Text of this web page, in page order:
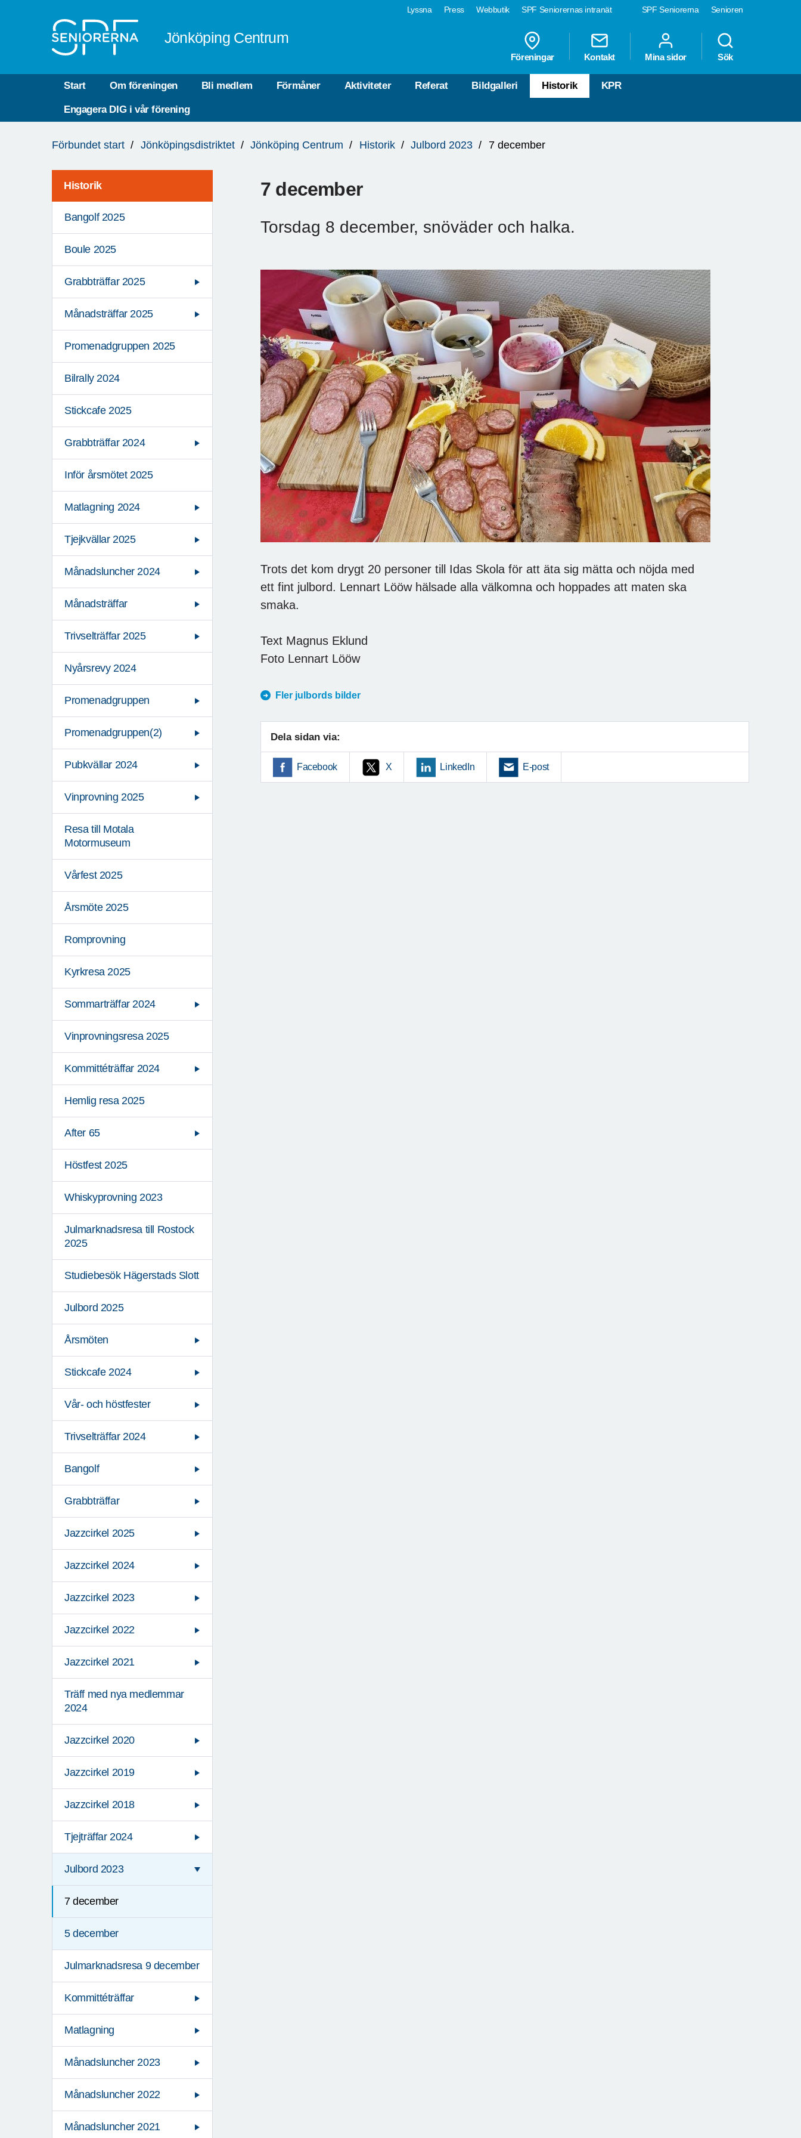
SPF Seniorerna Senioren
Lyssna Press Webbutik SPF Seniorernas intranät
Jönköping Centrum
Föreningar Kontakt Mina sidor Sök
Start Om föreningen Bli medlem Förmåner Aktiviteter Referat Bildgalleri Historik KPR
Engagera DIG i vår förening
är
Förbundet start Jönköpingsdistriktet Jönköping Centrum Historik Julbord 2023 7 december
Historik
Bangolf 2025
Boule 2025
Grabbträffar 2025
Månadsträffar 2025
Promenadgruppen 2025
Bilrally 2024
Stickcafe 2025
Grabbträffar 2024
Inför årsmötet 2025
Matlagning 2024
Tjejkvällar 2025
Månadsluncher 2024
Månadsträffar
Trivselträffar 2025
Nyårsrevy 2024
Promenadgruppen
Promenadgruppen(2)
Pubkvällar 2024
Vinprovning 2025
Resa till Motala
Motormuseum
Vårfest 2025
Årsmöte 2025
Romprovning
Kyrkresa 2025
Sommarträffar 2024
Vinprovningsresa 2025
Kommittéträffar 2024
Hemlig resa 2025
After 65
Höstfest 2025
Whiskyprovning 2023
Julmarknadsresa till Rostock
2025
Studiebesök Hägerstads Slott
Julbord 2025
Årsmöten
Stickcafe 2024
Vår- och höstfester
Trivselträffar 2024
Bangolf
Grabbträffar
Jazzcirkel 2025
Jazzcirkel 2024
Jazzcirkel 2023
Jazzcirkel 2022
Jazzcirkel 2021
Träff med nya medlemmar
2024
Jazzcirkel 2020
Jazzcirkel 2019
Jazzcirkel 2018
Tjejträffar 2024
Julbord 2023
7 december
5 december
Julmarknadsresa 9 december
Kommittéträffar
Matlagning
Månadsluncher 2023
Månadsluncher 2022
Månadsluncher 2021
7 december
Torsdag 8 december, snöväder och halka.
Trots det kom drygt 20 personer till Idas Skola för att äta sig mätta och nöjda med
ett fint julbord. Lennart Lööw hälsade alla välkomna och hoppades att maten ska
smaka.
Text Magnus Eklund
Foto Lennart Lööw
Fler julbords bilder
Dela sidan via:
Facebook X LinkedIn E-post